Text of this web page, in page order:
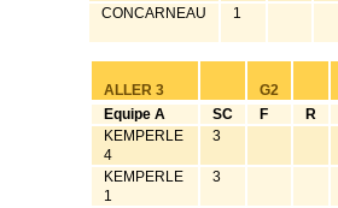
CONCARNEAU 1
ALLER 3
G2
Equipe A
SC F
R
KEMPERLE
4
3
KEMPERLE
1
3